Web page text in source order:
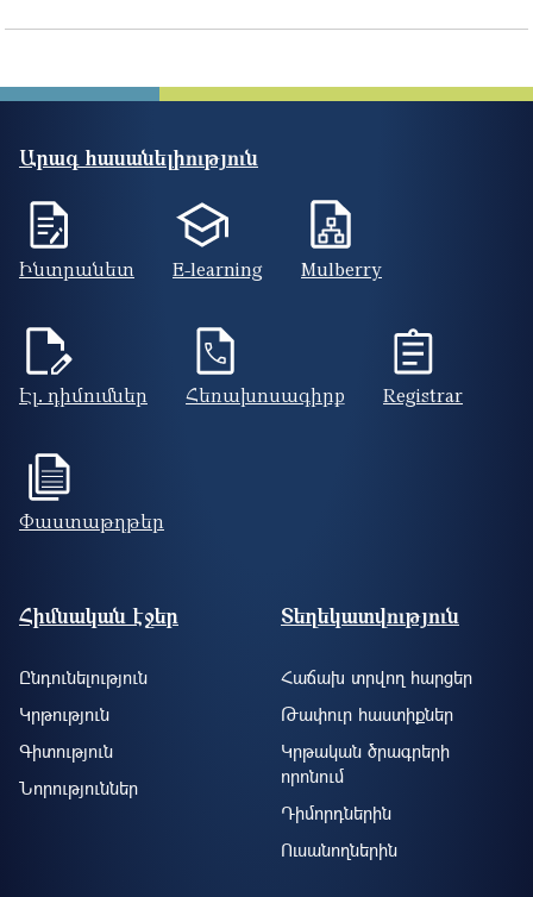
Արագ հասանելիություն
Ինտրանետ E-learning Mulberry
Էլ. դիմումներ Հեռախոսագիրք Registrar
Փաստաթղթեր
Footer site information
Հիմնական էջեր
Ընդունելություն
Կրթություն
Գիտություն
Նորություններ
Տեղեկատվություն
Հաճախ տրվող հարցեր
Թափուր հաստիքներ
Կրթական ծրագրերի
որոնում
Դիմորդներին
Ուսանողներին